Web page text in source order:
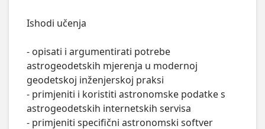
Ishodi učenja
- opisati i argumentirati potrebe
astrogeodetskih mjerenja u modernoj
geodetskoj inženjerskoj praksi
- primjeniti i koristiti astronomske podatke s
astrogeodetskih internetskih servisa
- primjeniti specifični astronomski softver